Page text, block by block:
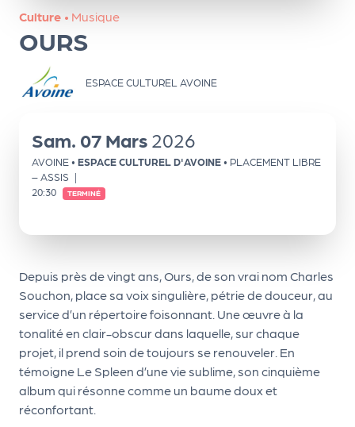
Culture • Musique
OURS
ESPACE CULTUREL AVOINE
Sam. 07 Mars 2026
AVOINE • ESPACE CULTUREL D'AVOINE • PLACEMENT LIBRE
– ASSIS |
20:30
TERMINÉ
Depuis près de vingt ans, Ours, de son vrai nom Charles
Souchon, place sa voix singulière, pétrie de douceur, au
service d’un répertoire foisonnant. Une œuvre à la
tonalité en clair-obscur dans laquelle, sur chaque
projet, il prend soin de toujours se renouveler. En
témoigne Le Spleen d’une vie sublime, son cinquième
album qui résonne comme un baume doux et
réconfortant.
ns
PR
O
G!
O
G!
Le
Ma
Sui
vr
e
le
PR
O